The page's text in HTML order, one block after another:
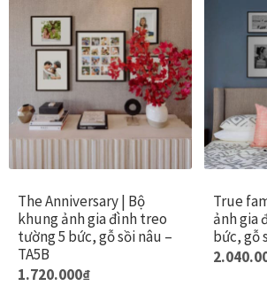
Đóng khung tranh kính cho tranh ảnh,
poster, bản vẽ tay
Đóng khung tranh sơn mài
Giỏ hàng
Giới Thiệu Mia Home
The Anniversary | Bộ
khung ảnh gia đình treo
tường 5 bức, gỗ sồi nâu –
TA5B
1.720.000₫
True
ảnh gia
bức, gỗ